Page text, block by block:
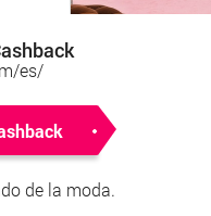
es/
de la moda.